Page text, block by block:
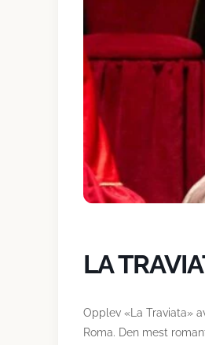
LA
Opplev «La Traviata»
Roma. Den mest